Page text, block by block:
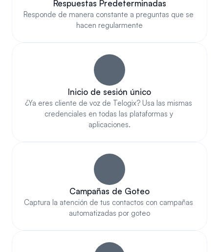
Respuestas Predeterminadas
Responde de manera constante a preguntas que se
hacen regularmente
Inicio de sesión único
¿Ya eres cliente de voz de Telogix? Usa las mismas
credenciales en todas las plataformas y
aplicaciones.
Campañas de Goteo
Captura la atención de tus contactos con campañas
automatizadas por goteo